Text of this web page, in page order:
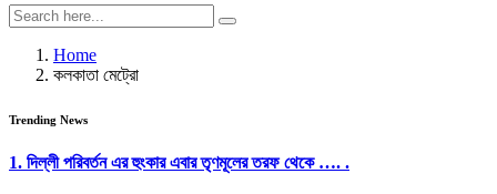
Home
কলকাতা মেট্রো
Trending News
1. দিল্লী পরিবর্তন এর হুংকার এবার তৃণমূলের তরফ থেকে …. .